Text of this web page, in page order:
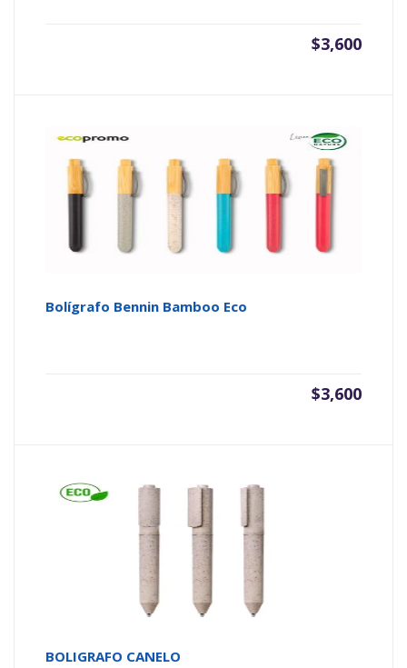
$3,600
Bolígrafo Bennin Bamboo Eco
$3,600
BOLIGRAFO CANELO